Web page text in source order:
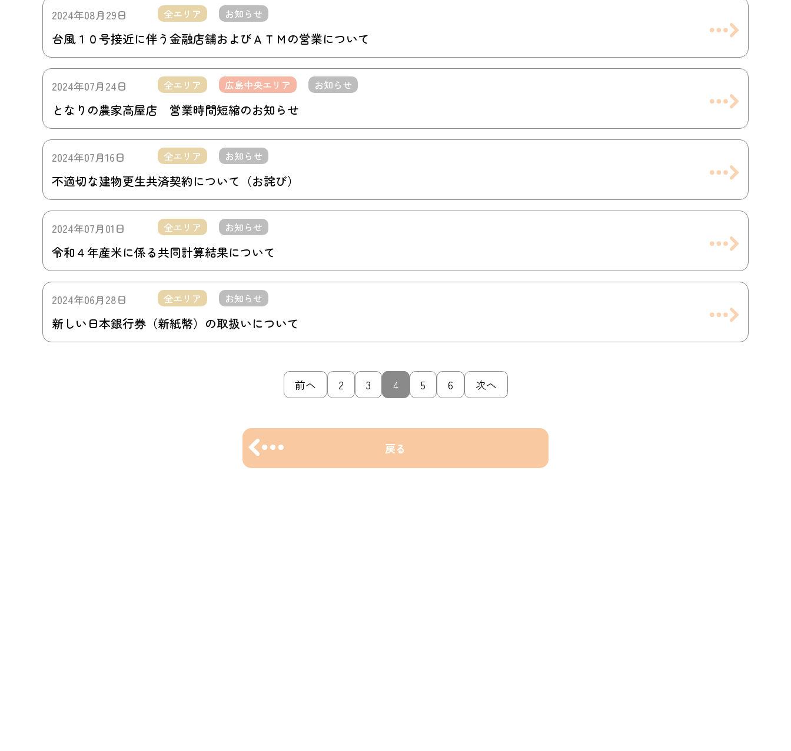
2024年08月29日 全エリア お知らせ
台風１０号接近に伴う金融店舗およびＡＴＭの営業について
2024年07月24日 全エリア 広島中央エリア お知らせ
となりの農家高屋店 営業時間短縮のお知らせ
2024年07月16日 全エリア お知らせ
不適切な建物更生共済契約について（お詫び）
2024年07月01日 全エリア お知らせ
令和４年産米に係る共同計算結果について
2024年06月28日 全エリア お知らせ
新しい日本銀行券（新紙幣）の取扱いについて
前へ 2 3 4 5 6 次へ
戻る